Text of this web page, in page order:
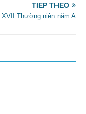
TIẾP THEO
Thường niên năm A